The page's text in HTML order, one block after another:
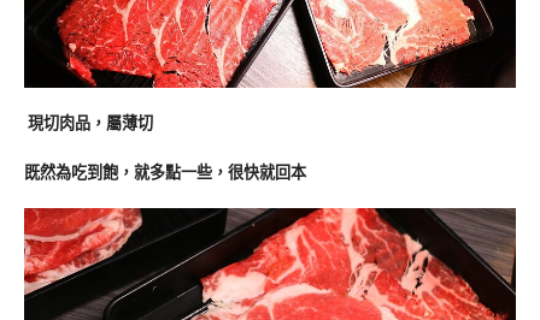
現切肉品，屬薄切
既然為吃到飽，就多點一些，很快就回本